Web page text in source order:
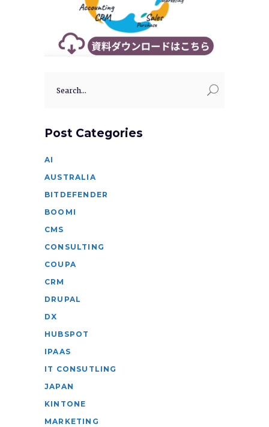
for:
Post Categories
AI
AUSTRALIA
BITDEFENDER
BOOMI
CMS
CONSULTING
COUPA
CRM
DRUPAL
DX
HUBSPOT
IPAAS
IT CONSUTLING
JAPAN
KINTONE
MARKETING